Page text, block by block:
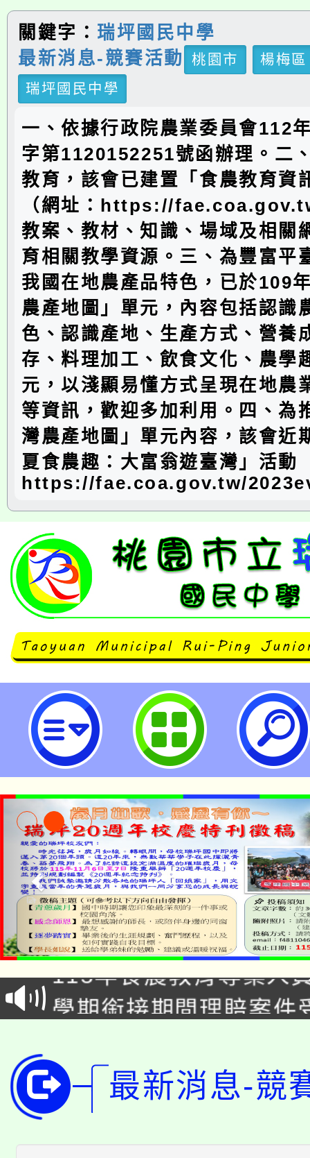
關鍵字： 瑞坪國民中學
最新消息-競賽活動
桃園市
楊梅區
瑞坪國民中學
一、依據行政院農業委員會112
字第1120152251號函辦理。二
教育，該會已建置「食農教育資
（網址：https://
教案、教材、知識、場域及相關
育相關教學資源。三、為豐富平
我國在地農產品特色，已於109
農產地圖」單元，內容包括認識
色、認識產地、生產方式、營養
存、料理加工、飲食文化、農學
元，以淺顯易懂方式呈現在地農
等資訊，歡迎多加利用。四、為
灣農產地圖」單元內容，該會近
夏食農趣：大富翁遊臺灣」活動
https://fae.coa.gov.tw/
函轉行政院農業委員會食農教育資
112年6月26日至8月27日辦理「盛
翁遊臺灣」活動，總獎金超過10萬
桃園市立瑞坪國民中學
淨零綠生活教案入校路
會
115年食農教育專業人
程
學期銜接期間理賠案件
版
公告本校115學年度第
代理(課)教師甄選結果(
「2026金融保險知識
車」活動
桃園市115學年度學生
最新消息-競